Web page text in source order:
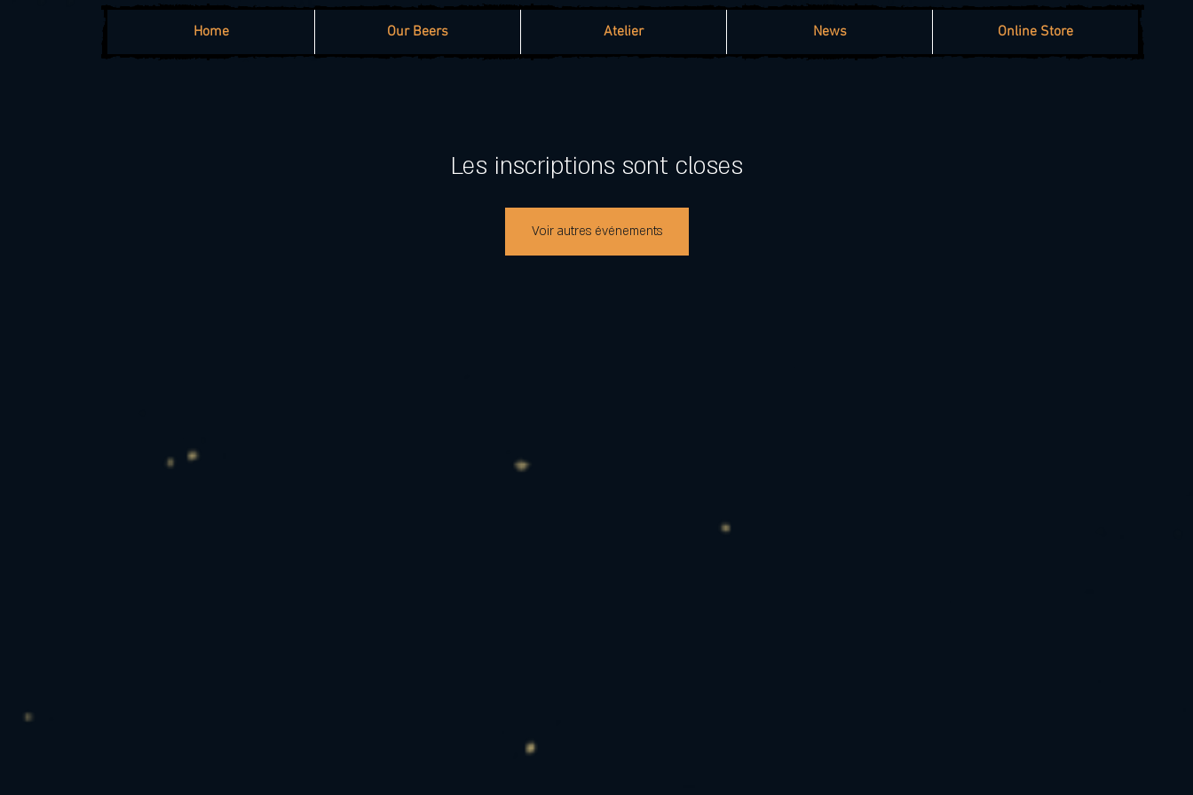
Home Our Beers Atelier News Online Store
Les inscriptions sont closes
Voir autres événements